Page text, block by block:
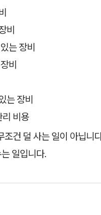
비
는 장비
비
는 장비
리 비용
건 덜 사는 일이 아닙니
일입니다.